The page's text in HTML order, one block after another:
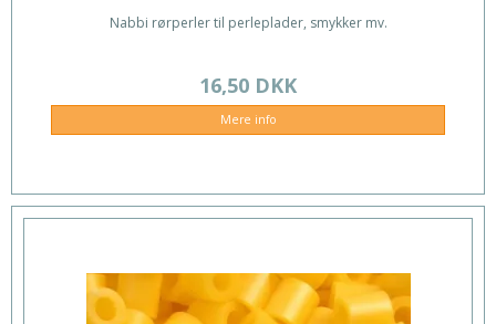
Nabbi rørperler til perleplader, smykker mv.
16,50 DKK
Mere info